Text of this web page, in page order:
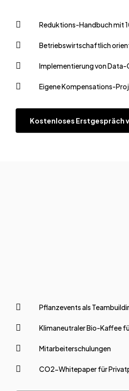
Reduktions-Handbuch mit
Betriebswirtschaftlich
Implementierung von
Eigene Kompensations-
Kostenloses Erstgespräch
Pflanzevents als
Klimaneutraler Bio-Kaffee
Mitarbeiterschulungen
CO2-Whitepaper für